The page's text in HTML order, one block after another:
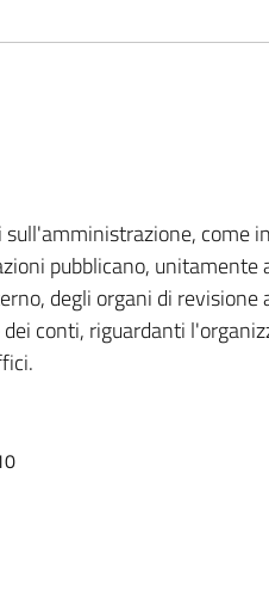
come
pubblicano, unitamente
degli organi di
conti, riguardanti